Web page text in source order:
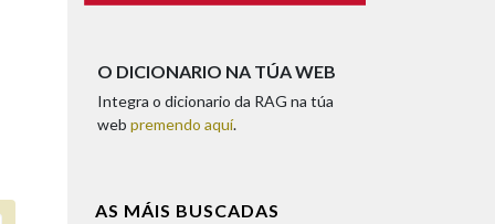
O DICIONARIO NA TÚA WEB
Integra o dicionario da RAG na túa
web premendo aquí.
AS MÁIS BUSCADAS